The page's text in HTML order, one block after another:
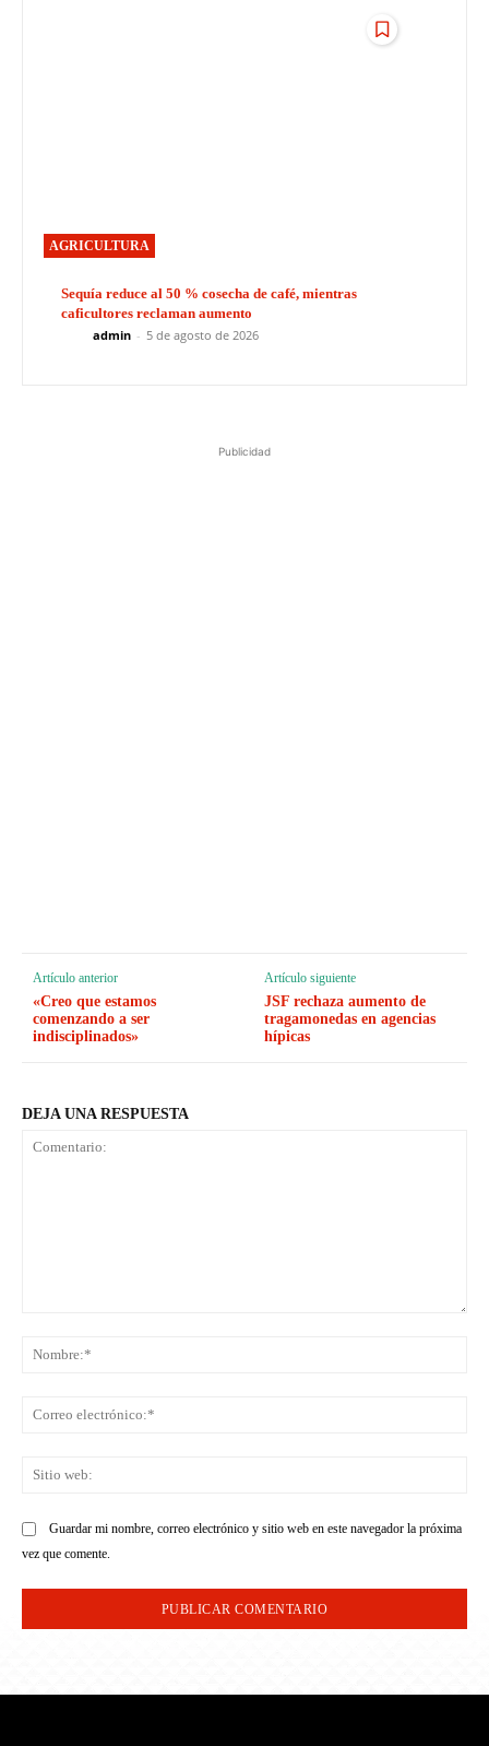
AGRICULTURA
Sequía reduce al 50 % cosecha de café, mientras
caficultores reclaman aumento
admin - 5 de agosto de 2026
Publicidad
Artículo anterior
«Creo que estamos
comenzando a ser
indisciplinados»
Artículo siguiente
JSF rechaza aumento de
tragamonedas en agencias
hípicas
DEJA UNA RESPUESTA
Guardar mi nombre, correo electrónico y sitio web en este navegador la próxima
vez que comente.